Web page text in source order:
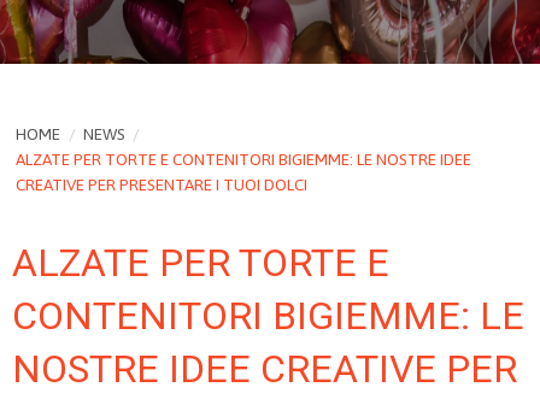
HOME / NEWS /
ALZATE PER TORTE E CONTENITORI BIGIEMME: LE NOSTRE IDEE
CREATIVE PER PRESENTARE I TUOI DOLCI
ALZATE PER TORTE E
CONTENITORI BIGIEMME: LE
NOSTRE IDEE CREATIVE PER